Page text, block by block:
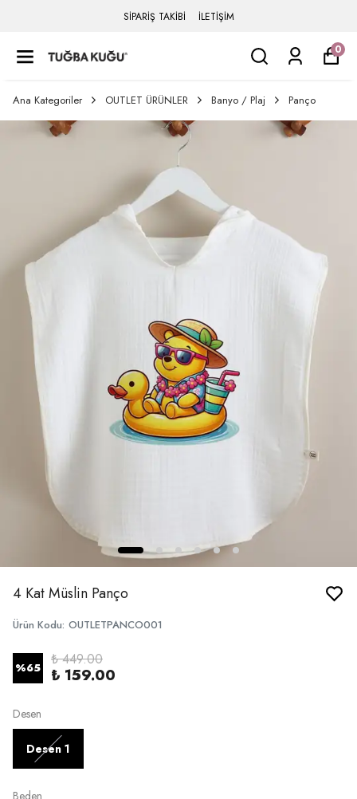
SİPARİŞ TAKİBİ İLETİŞİM
0
Ana Kategoriler OUTLET ÜRÜNLER Banyo / Plaj Panço
4 Kat Müslin Panço
Ürün Kodu: OUTLETPANCO001
%65 ₺ 449.00
₺ 159.00
Desen
Desen 1
Beden